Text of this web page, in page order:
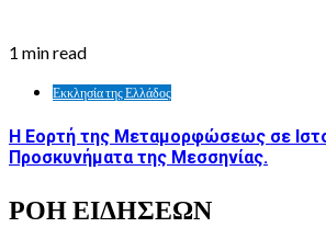
1 min read
Εκκλησία της Ελλάδος
Η Εορτή της Μεταμορφώσεως σε
Προσκυνήματα της Μεσσηνίας.
ΡΟΗ ΕΙΔΗΣΕΩΝ